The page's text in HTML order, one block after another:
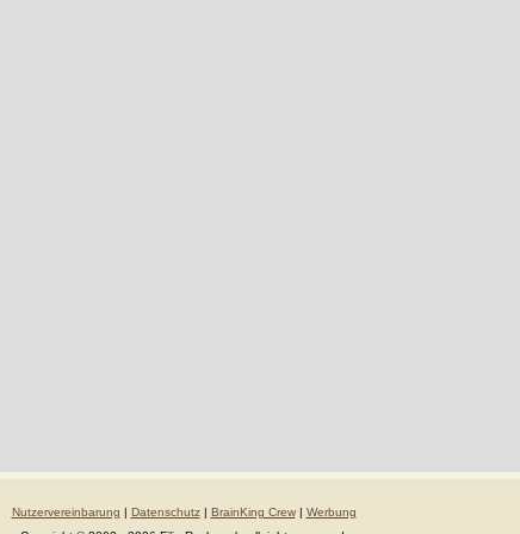
Nutzervereinbarung | Datenschutz| BrainKing Crew| Werbung